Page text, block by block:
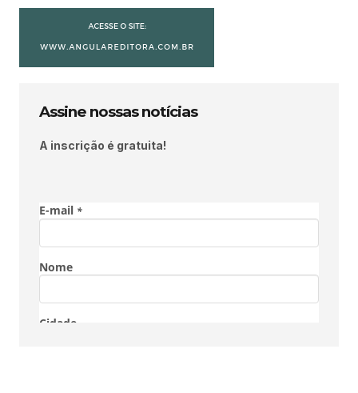
Assine nossas notícias
A inscrição é gratuita!